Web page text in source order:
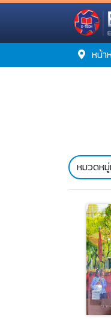
หน้า
หมวดห